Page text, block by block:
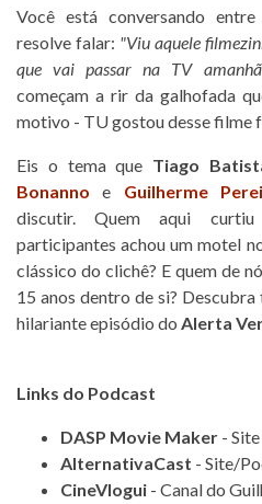
Você está conversando
resolve falar: "Viu aquele
que vai passar na TV
começam a rir da galhofada
motivo - TU gostou desse filme
Eis o tema que Tiago
Bonanno e Guilherme
discutir. Quem aqui curtiu
participantes achou um motel
clássico do clichê? E quem de
15 anos dentro de si?
hilariante episódio do Alerta
Links do Podcast
DASP Movie Maker -
AlternativaCast - Site/
CineVlogui - Canal do